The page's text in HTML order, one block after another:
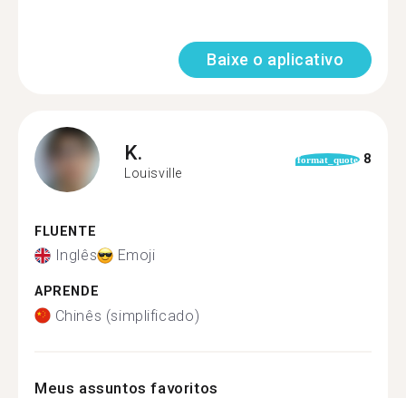
Baixe o aplicativo
K.
Louisville
format_quote 8
FLUENTE
Inglês Emoji
APRENDE
Chinês (simplificado)
Meus assuntos favoritos